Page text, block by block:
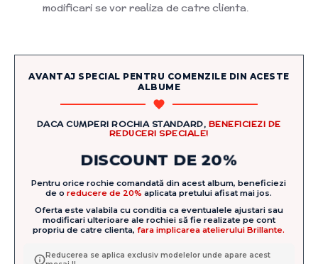
modificari se vor realiza de catre clienta.
AVANTAJ SPECIAL PENTRU COMENZILE DIN ACESTE
ALBUME
DACA CUMPERI ROCHIA STANDARD, BENEFICIEZI DE
REDUCERI SPECIALE!
DISCOUNT DE 20%
Pentru orice rochie comandată din acest album, beneficiezi
de oreducere de 20% aplicata pretului afisat mai jos.
Oferta este valabila cu conditia ca eventualele ajustari sau
modificari ulterioare ale rochiei să fie realizate pe cont
propriu de catre clienta,fara implicarea atelierului Brillante.
Reducerea se aplica exclusiv modelelor unde apare acest